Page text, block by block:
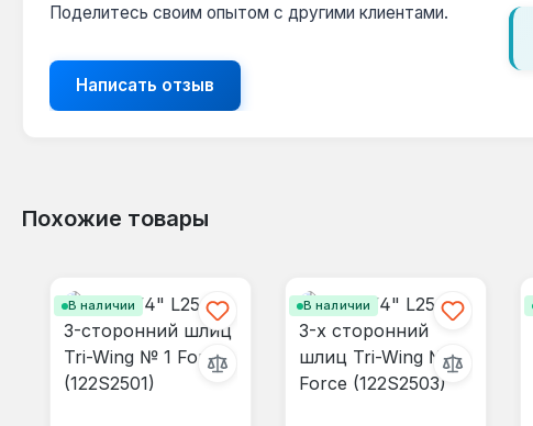
Поделитесь своим опытом с другими клиентами.
Написать отзыв
Похожие товары
В наличии В наличии